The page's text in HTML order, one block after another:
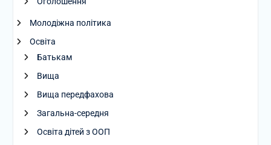
Молодіжна політика
Освіта
Батькам
Вища
Вища передфахова
Загальна-середня
Освіта дітей з ООП